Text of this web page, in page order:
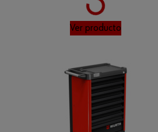
Ver producto